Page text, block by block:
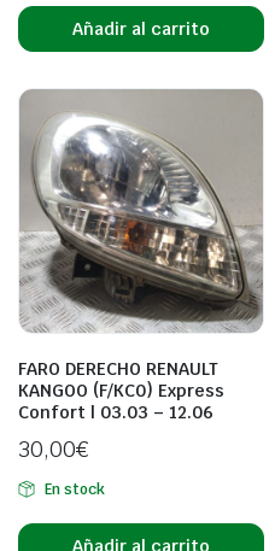
Añadir al carrito
FARO DERECHO RENAULT
KANGOO (F/KC0) Express
Confort | 03.03 – 12.06
30,00€
En stock
Añadir al carrito